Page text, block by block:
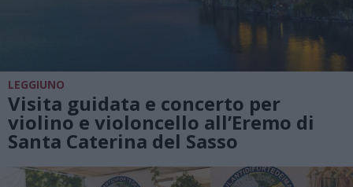
LEGGIUNO
Visita guidata e concerto per
violino e violoncello all’Eremo di
Santa Caterina del Sasso